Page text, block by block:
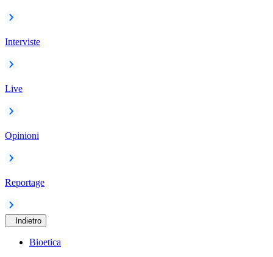
Interviste
Live
Opinioni
Reportage
Indietro
Bioetica